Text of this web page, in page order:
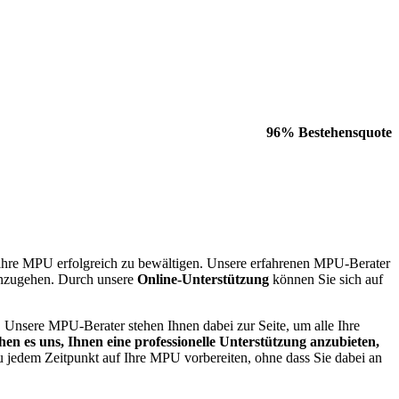
96% Bestehensquote
MPU erfolgreich zu bewältigen. Unsere erfahrenen MPU-Berater
Durch unsere Online-Unterstützung können Sie sich auf
MPU-Berater stehen Ihnen dabei zur Seite, um alle Ihre
es uns, Ihnen eine professionelle Unterstützung anzubieten,
Zeitpunkt auf Ihre MPU vorbereiten, ohne dass Sie dabei an